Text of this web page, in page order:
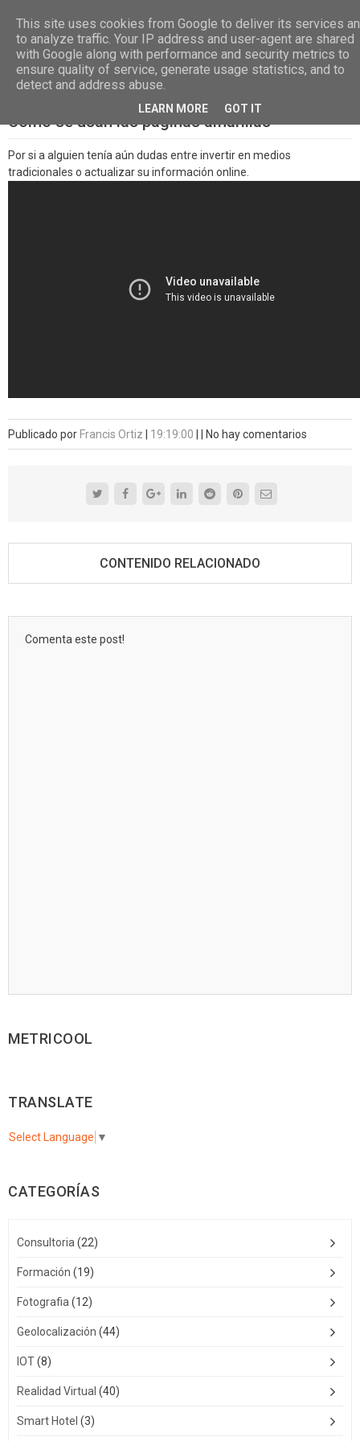
Las, Calle las Jarcias, 4, 38670 CDTCA, Tenerife +34.615.684.195
Cómo se usan las páginas amarillas
Por si a alguien tenía aún dudas entre invertir en medios
tradicionales o actualizar su información online.
Publicado por Francis Ortiz 19:19:00 No hay comentarios
CONTENIDO RELACIONADO
Comenta este post!
METRICOOL
TRANSLATE
Select Language ▼
CATEGORÍAS
Consultoria(22)
Formación (19)
Fotografia(12)
Geolocalización (44)
IOT(8)
Realidad Virtual (40)
Smart Hotel (3)
This site uses cookies from Google to deliver its services
to analyze traffic. Your IP address and user-agent are shared
with Google along with performance and security metrics to
ensure quality of service, generate usage statistics, and to
detect and address abuse.
LEARN MORE GOT IT